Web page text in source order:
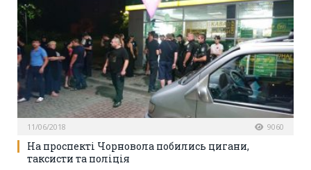
11/06/2018 9060
На проспекті Чорновола побились цигани,
таксисти та поліція